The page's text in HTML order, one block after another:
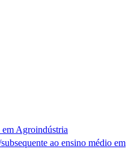
Agroindústria
ao ensino médio em